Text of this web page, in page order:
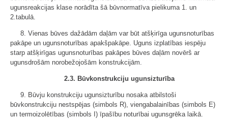
ugunsreakcijas klase norādīta šā būvnormatīva pielikuma 1. un
2.tabulā.
8. Vienas būves dažādām daļām var būt atšķirīga ugunsnoturības
pakāpe un ugunsnoturības apakšpakāpe. Uguns izplatības iespēju
starp atšķirīgas ugunsnoturības pakāpes būves daļām novērš ar
ugunsdrošām norobežojošām konstrukcijām.
2.3. Būvkonstrukciju ugunsizturība
9. Būvju konstrukciju ugunsizturību nosaka atbilstoši
būvkonstrukciju nestspējas (simbols R), viengabalainības (simbols E)
un termoizolētības (simbols I) īpašību noturībai ugunsgrēka laikā.